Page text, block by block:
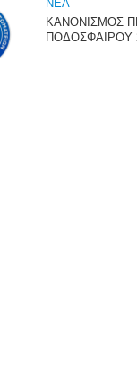
NEA
ΚΑΝΟΝΙΣΜΟΣ
ΠΟΔΟΣΦΑΙΡΟΥ